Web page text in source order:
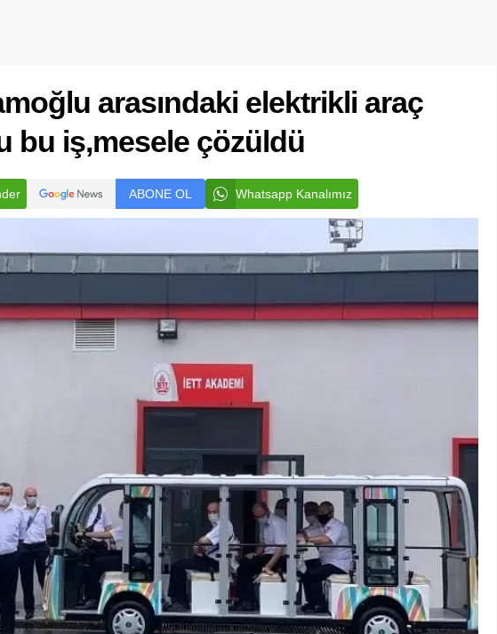
arasındaki elektrikli araç
bu iş,mesele çözüldü
ABONE OL Whatsapp Kanalımız